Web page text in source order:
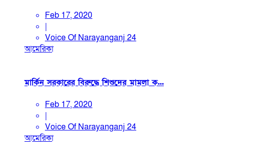
Feb 17, 2020
|
Voice Of Narayanganj 24
আমেরিকা
মার্কিন সরকারের বিরুদ্ধে শিশুদের মামলা ক...
Feb 17, 2020
|
Voice Of Narayanganj 24
আমেরিকা